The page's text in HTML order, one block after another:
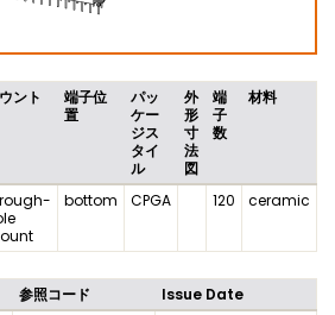
ント
端子位
置
パッ
ケー
ジス
タイ
ル
外
形
寸
法
図
端
子
数
材料
bottom CPGA 120 ceramic
参照コード
Issue Date